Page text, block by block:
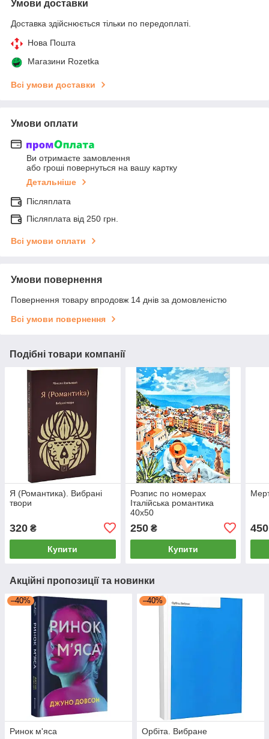
Умови доставки
Доставка здійснюється тільки по передоплаті.
Нова Пошта
Магазини Rozetka
Всі умови доставки
Умови оплати
Ви отримаєте замовлення
або гроші повернуться на вашу картку
Детальніше
Післяплата
Післяплата від 250 грн.
Всі умови оплати
Умови повернення
Повернення товару впродовж 14 днів за домовленістю
Всі умови повернення
Подібні товари компанії
Я (Романтика). Вибрані
твори
320 ₴
Купити
Розпис по номерах
Італійська романтика
40х50
250₴
Купити
450
Акційні пропозиції та новинки
–40%
Ринок м'яса
–40%
Орбіта. Вибране